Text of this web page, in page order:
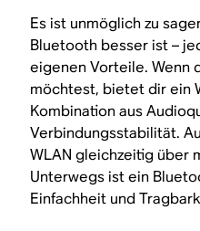
Es ist unmöglich zu
Bluetooth besser ist –
eigenen Vorteile. Wenn
möchtest, bietet dir ein
Kombination aus
Verbindungsstabilität.
WLAN gleichzeitig über
Unterwegs ist ein
Einfachheit und